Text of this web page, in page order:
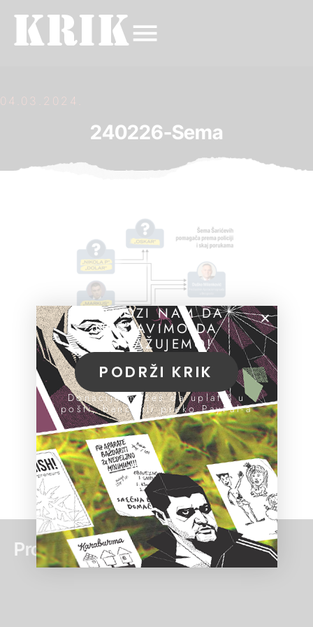
04.03.2024.
240226-Sema
Pročitaj još:
POMOZI NAM DA
NASTAVIMO DA
ISTRAŽUJEMO!
PODRŽI KRIK
Donacije možeš da uplatiš u
pošti, banci ili preko PayPal-a